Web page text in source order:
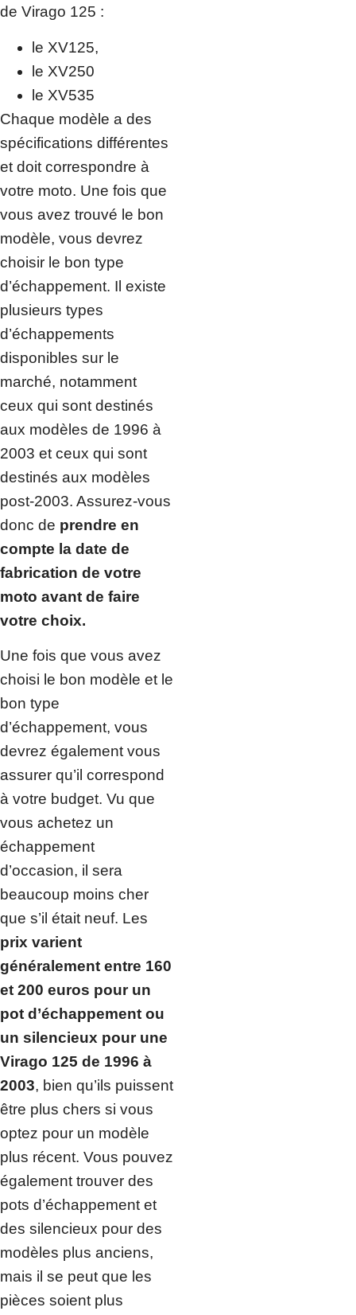
de Virago 125 :
le XV125,
le XV250
le XV535
Chaque modèle a des
spécifications différentes
et doit correspondre à
votre moto. Une fois que
vous avez trouvé le bon
modèle, vous devrez
choisir le bon type
d’échappement. Il existe
plusieurs types
d’échappements
disponibles sur le
marché, notamment
ceux qui sont destinés
aux modèles de 1996 à
2003 et ceux qui sont
destinés aux modèles
post-2003. Assurez-vous
donc de prendre en
compte la date de
fabrication de votre
moto avant de faire
votre choix.
Une fois que vous avez
choisi le bon modèle et le
bon type
d’échappement, vous
devrez également vous
assurer qu’il correspond
à votre budget. Vu que
vous achetez un
échappement
d’occasion, il sera
beaucoup moins cher
que s’il était neuf. Les
prix varient
généralement entre 160
et 200 euros pour un
pot d’échappement ou
un silencieux pour une
Virago 125 de 1996 à
2003, bien qu’ils puissent
être plus chers si vous
optez pour un modèle
plus récent. Vous pouvez
également trouver des
pots d’échappement et
des silencieux pour des
modèles plus anciens,
mais il se peut que les
pièces soient plus